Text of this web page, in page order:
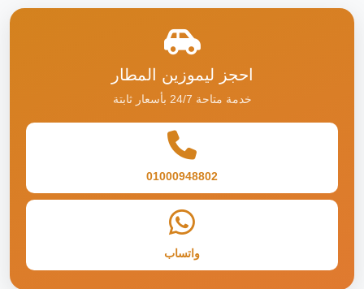
احجز ليموزين المطار
خدمة متاحة 24/7 بأسعار ثابتة
01000948802
واتساب